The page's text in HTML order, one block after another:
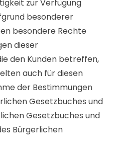
zur Verfügung
besonderer
besondere Rechte
dieser
den Kunden betreffen,
auch für diesen
der Bestimmungen
Gesetzbuches und
Gesetzbuches und
Bürgerlichen